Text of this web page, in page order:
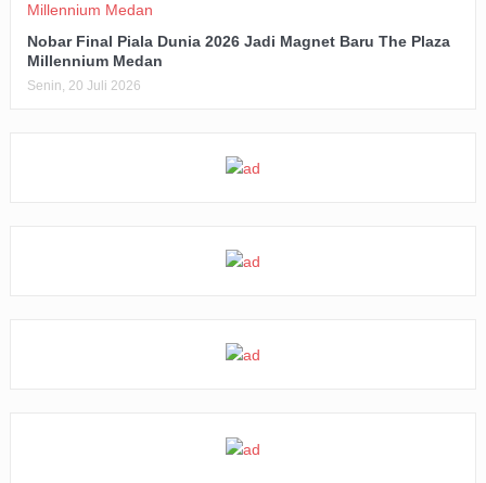
Nobar Final Piala Dunia 2026 Jadi Magnet Baru The Plaza
Millennium Medan
Senin, 20 Juli 2026